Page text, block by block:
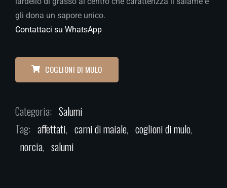
gli dona un sapore unico.
Contattaci su WhatsApp
COGLIONI DI MULO
Categoria: Salumi
Tag: affettati, carni di maiale, coglioni di mulo,
norcia, salumi